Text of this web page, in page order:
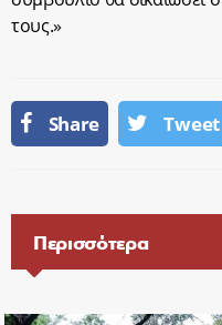
τους.»
Share Tweet
Περισσότερα